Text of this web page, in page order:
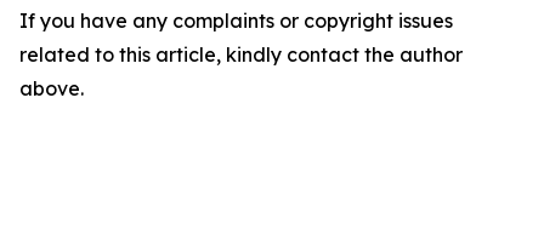
If you have any complaints or copyright issues
related to this article, kindly contact the author
above.